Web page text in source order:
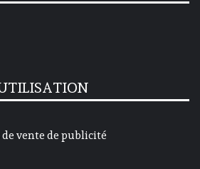
vente de publicité